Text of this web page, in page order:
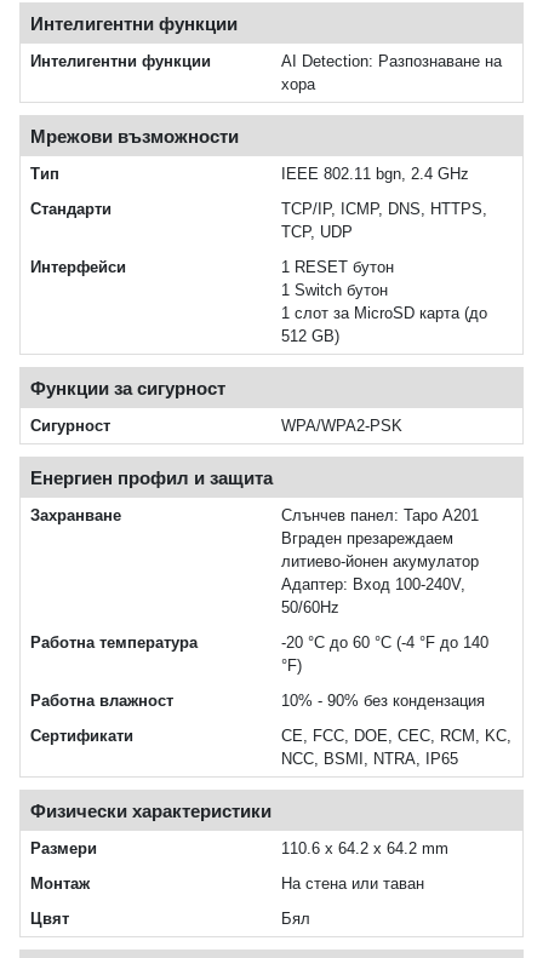
Интелигентни функции
Интелигентни функции
AI Detection: Разпознаване на
хора
Мрежови възможности
Тип
IEEE 802.11 bgn, 2.4 GHz
Стандарти
TCP/IP, ICMP, DNS, HTTPS,
TCP, UDP
Интерфейси
1 RESET бутон
1 Switch бутон
1 слот за MicroSD карта (до
512 GB)
Функции за сигурност
Сигурност WPA/WPA2-PSK
Енергиен профил и защита
Захранване
Слънчев панел: Tapo A201
Вграден презареждаем
литиево-йонен акумулатор
Адаптер: Вход 100-240V,
50/60Hz
Работна температура
-20 °C до 60 °C (-4 °F до 140
°F)
Работна влажност
10% - 90% без кондензация
Сертификати
CE, FCC, DOE, CEC, RCM, KC,
NCC, BSMI, NTRA, IP65
Физически характеристики
Размери
110.6 x 64.2 x 64.2 mm
Монтаж
На стена или таван
Цвят
Бял